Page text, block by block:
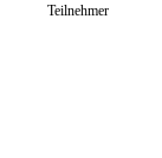
Teilnehmer